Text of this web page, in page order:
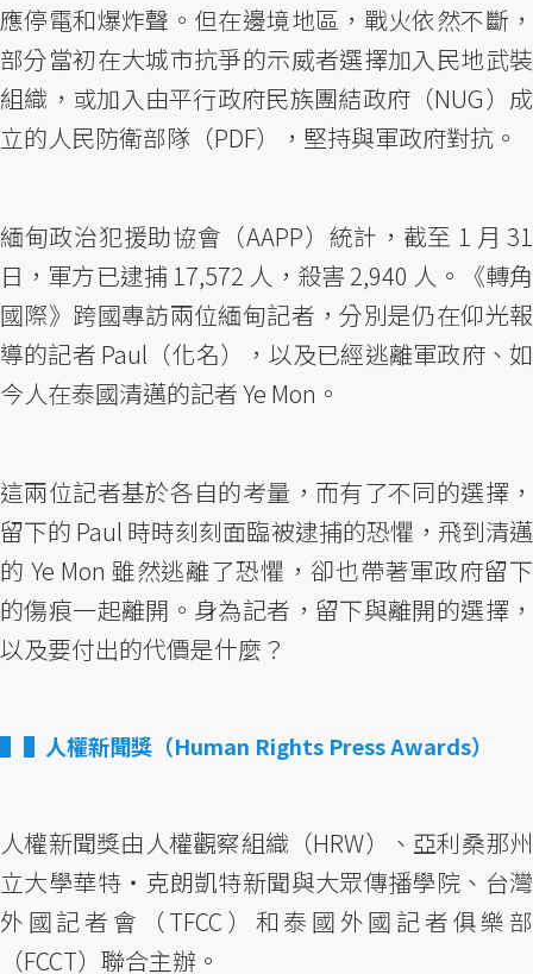
應停電和爆炸聲。但在邊境地區，戰火依然不斷，
部分當初在大城市抗爭的示威者選擇加入民地武裝
組織，或加入由平行政府民族團結政府（NUG）成
立的人民防衛部隊（PDF），堅持與軍政府對抗。
緬甸政治犯援助協會（AAPP）統計，截至 1 月 31
日，軍方已逮捕 17,572 人，殺害 2,940 人。《轉角
國際》跨國專訪兩位緬甸記者，分別是仍在仰光報
導的記者 Paul（化名），以及已經逃離軍政府、如
今人在泰國清邁的記者 Ye Mon。
這兩位記者基於各自的考量，而有了不同的選擇，
留下的 Paul 時時刻刻面臨被逮捕的恐懼，飛到清邁
的 Ye Mon 雖然逃離了恐懼，卻也帶著軍政府留下
的傷痕一起離開。身為記者，留下與離開的選擇，
以及要付出的代價是什麼？
▌人權新聞獎（Human Rights Press Awards）
人權新聞獎由人權觀察組織（HRW）、亞利桑那州
立大學華特・克朗凱特新聞與大眾傳播學院、台灣
外國記者會（TFCC）和泰國外國記者俱樂部
（FCCT）聯合主辦。